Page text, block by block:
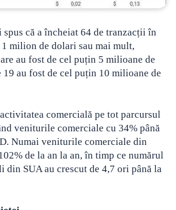
spus că a încheiat 64 de tranzacții în
milion de dolari sau mai mult,
au fost de cel puțin 5 milioane de
au fost de cel puțin 10 milioane de
comercială pe tot parcursul
veniturile comerciale cu 34% până
Numai veniturile comerciale din
de la an la an, în timp ce numărul
SUA au crescut de 4,7 ori până la